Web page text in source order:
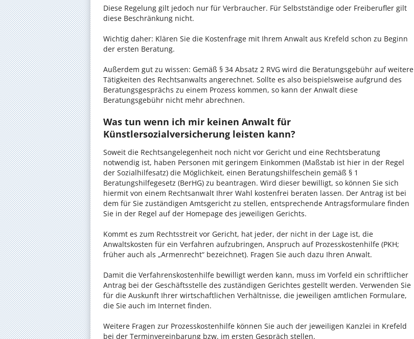
Diese Regelung gilt jedoch nur für Verbraucher. Für Selbstständige oder Freiberufler gilt
diese Beschränkung nicht.
Wichtig daher: Klären Sie die Kostenfrage mit Ihrem Anwalt aus Krefeld schon zu Beginn
der ersten Beratung.
Außerdem gut zu wissen: Gemäß § 34 Absatz 2 RVG wird die Beratungsgebühr auf weitere
Tätigkeiten des Rechtsanwalts angerechnet. Sollte es also beispielsweise aufgrund des
Beratungsgesprächs zu einem Prozess kommen, so kann der Anwalt diese
Beratungsgebühr nicht mehr abrechnen.
Was tun wenn ich mir keinen Anwalt für
Künstlersozialversicherung leisten kann?
Soweit die Rechtsangelegenheit noch nicht vor Gericht und eine Rechtsberatung
notwendig ist, haben Personen mit geringem Einkommen (Maßstab ist hier in der Regel
der Sozialhilfesatz) die Möglichkeit, einen Beratungshilfeschein gemäß § 1
Beratungshilfegesetz (BerHG) zu beantragen. Wird dieser bewilligt, so können Sie sich
hiermit von einem Rechtsanwalt Ihrer Wahl kostenfrei beraten lassen. Der Antrag ist bei
dem für Sie zuständigen Amtsgericht zu stellen, entsprechende Antragsformulare finden
Sie in der Regel auf der Homepage des jeweiligen Gerichts.
Kommt es zum Rechtsstreit vor Gericht, hat jeder, der nicht in der Lage ist, die
Anwaltskosten für ein Verfahren aufzubringen, Anspruch auf Prozesskostenhilfe (PKH;
früher auch als „Armenrecht“ bezeichnet). Fragen Sie auch dazu Ihren Anwalt.
Damit die Verfahrenskostenhilfe bewilligt werden kann, muss im Vorfeld ein schriftlicher
Antrag bei der Geschäftsstelle des zuständigen Gerichtes gestellt werden. Verwenden Sie
für die Auskunft Ihrer wirtschaftlichen Verhältnisse, die jeweiligen amtlichen Formulare,
die Sie auch im Internet finden.
Weitere Fragen zur Prozesskostenhilfe können Sie auch der jeweiligen Kanzlei in Krefeld
bei der Terminvereinbarung bzw. im ersten Gespräch stellen.